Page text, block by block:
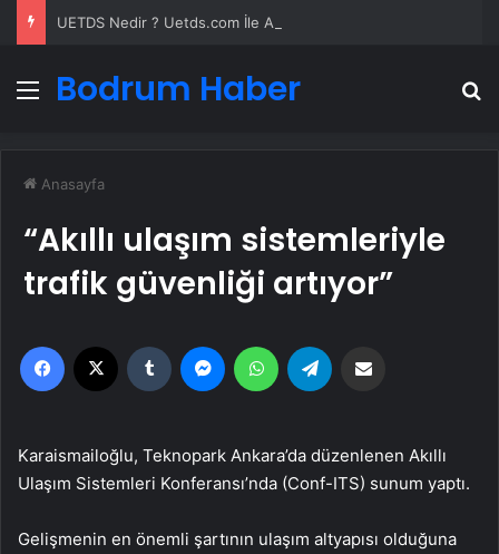
Menü
Bodrum Haber
Anasayfa
“Akıllı ulaşım sistemleriyle
trafik güvenliği artıyor”
Facebook Tumblr MessengerWhatsApp
Karaismailoğlu, Teknopark Ankara’da düzenlenen Akıllı
Ulaşım Sistemleri Konferansı’nda (Conf-ITS) sunum yaptı.
Gelişmenin en önemli şartının ulaşım altyapısı olduğuna